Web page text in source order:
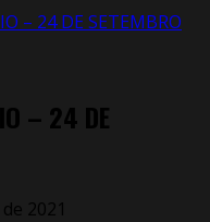
– 24 DE SETEMBRO
– 24 DE
2021